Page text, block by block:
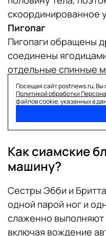
скоординированное
Пигопаг
Пигопаги обращены
соединены
отдельные спинные
иметь общий задний
пузырь. Ходьба в
Как сиамские
машину?
Сестры Эбби и
одной парой ног и
слаженно выполняют
включая вождение
Посещая сайт postnews.ru, Вы
Политикой обработки
файлов cookie, указанных в